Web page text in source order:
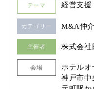
カテゴリー M&A仲
テーマ 経営支援
主催者 株式会社
会場
ホテルオ
神戸市中